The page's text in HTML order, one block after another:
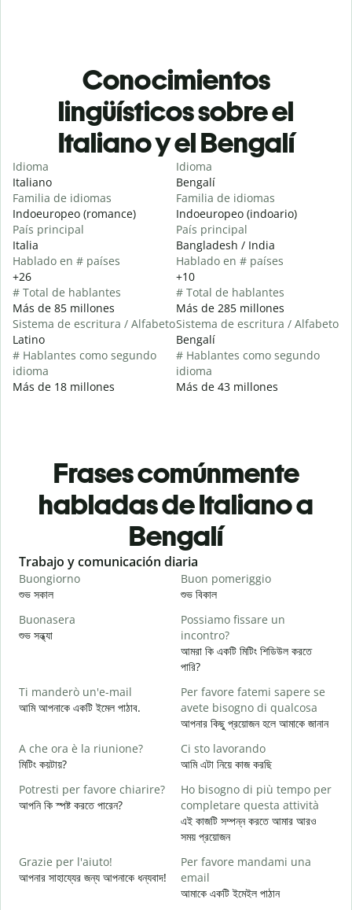
Conocimientos
lingüísticos sobre el
Italiano y el Bengalí
Idioma
Italiano
Familia de idiomas
Indoeuropeo (romance)
País principal
Italia
Hablado en # países
+26
# Total de hablantes
Más de 85 millones
Sistema de escritura / Alfabeto
Latino
# Hablantes como segundo
idioma
Más de 18 millones
Idioma
Bengalí
Familia de idiomas
Indoeuropeo (indoario)
País principal
Bangladesh / India
Hablado en # países
+10
# Total de hablantes
Más de 285 millones
Sistema de escritura / Alfabeto
Bengalí
# Hablantes como segundo
idioma
Más de 43 millones
Frases comúnmente
habladas de Italiano a
Bengalí
Slide 1 of 6
Trabajo y comunicación diaria
Buongiorno
শুভ সকাল
Buon pomeriggio
শুভ বিকাল
Buonasera
শুভ সন্ধ্যা
Possiamo fissare un
incontro?
আমরা কি একটি মিটিং শিডিউল করতে
পারি?
Ti manderò un'e-mail
আমি আপনাকে একটি ইমেল পাঠাব.
Per favore fatemi sapere se
avete bisogno di qualcosa
আপনার কিছু প্রয়োজন হলে আমাকে জানান
A che ora è la riunione?
মিটিং কয়টায়?
Ci sto lavorando
আমি এটা নিয়ে কাজ করছি
Potresti per favore chiarire?
আপনি কি স্পষ্ট করতে পারেন?
Ho bisogno di più tempo per
completare questa attività
এই কাজটি সম্পন্ন করতে আমার আরও
সময় প্রয়োজন
Grazie per l'aiuto!
আপনার সাহায্যের জন্য আপনাকে ধন্যবাদ!
Per favore mandami una
email
আমাকে একটি ইমেইল পাঠান